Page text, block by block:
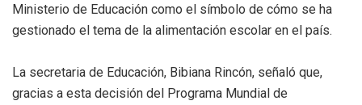
Ministerio de Educación como el símbolo de cómo se ha
gestionado el tema de la alimentación escolar en el país.
La secretaria de Educación, Bibiana Rincón, señaló que,
gracias a esta decisión del Programa Mundial de